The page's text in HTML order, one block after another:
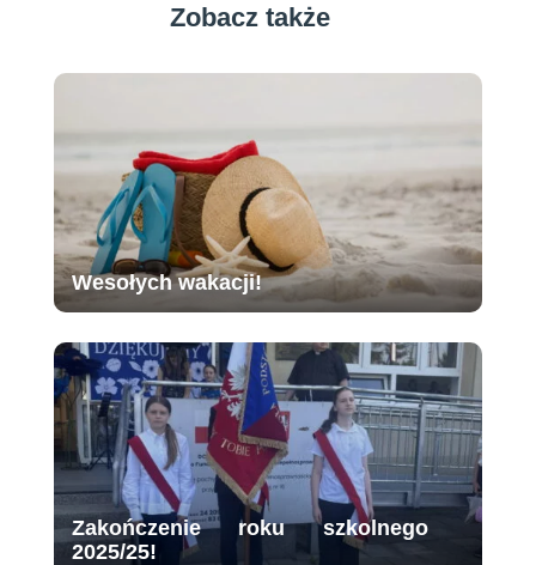
Zobacz także
Wesołych wakacji!
Zakończenie roku szkolnego
2025/25!